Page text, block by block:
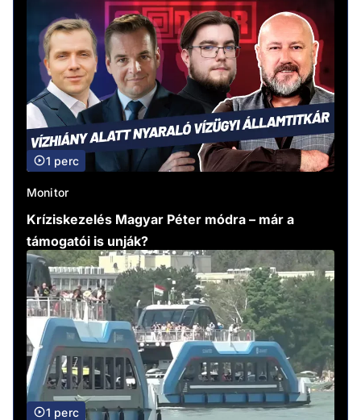
1 perc
Monitor
Kríziskezelés Magyar Péter módra – már a
támogatói is unják?
1 perc